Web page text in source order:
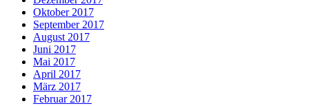
Oktober 2017
September 2017
August 2017
Juni 2017
Mai 2017
April 2017
März 2017
Februar 2017